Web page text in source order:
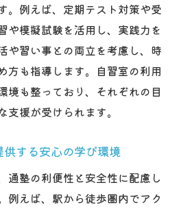
策で志望校合格を目指す方法
学習効率改善サポートに注目
習計画のヒント
活両立型学習スケジュール
習の両立ポイントを徹底解
。例えば、定期テスト対策や受
や模擬試験を活用し、実践力を
や習い事との両立を考慮し、時
方も指導します。自習室の利用
境も整っており、それぞれの目
援が受けられます。
する安心の学び環境
通塾の利便性と安全性に配慮し
例えば、駅から徒歩圏内でアク